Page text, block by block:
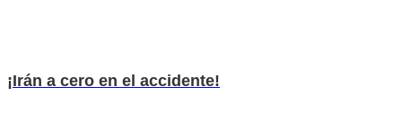
¡Irán a cero en el accidente!